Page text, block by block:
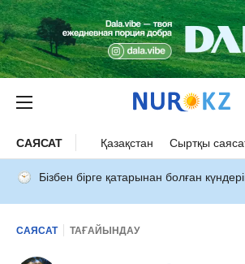
САЯСАТ Қазақстан Сыртқы
Бізбен бірге қатарынан болған
САЯСАТ ТАҒАЙЫНДАУ